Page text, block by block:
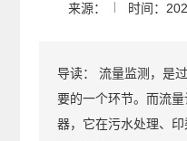
来源： 时间：
导读：
流量监测，是
要的一个环节。而流
器，它在污水处理、